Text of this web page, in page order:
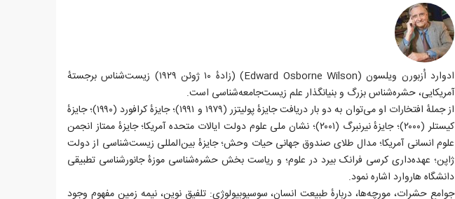
ادوارد اُزبورن ویلسون (Edward Osborne Wilson) (زادهٔ ۱۰ ژوئن ۱۹۲۹) زیست‌شناس برجستهٔ
آمریکایی، حشره‌شناس بزرگ و بنیانگذار علم زیست‌جامعه‌شناسی است.
از جملهٔ افتخارات او می‌توان به دو بار دریافت جایزهٔ پولیتزر (۱۹۷۹ و ۱۹۹۱)؛ جایزهٔ کرافورد (۱۹۹۰)؛ جایزهٔ
کیستلر (۲۰۰۰)؛ جایزهٔ نیرنبرگ (۲۰۰۱)؛ نشان ملی علوم دولت ایالات متحده آمریکا؛ جایزهٔ ممتاز انجمن
علوم انسانی آمریکا؛ مدال طلای صندوق جهانی حیات وحش؛ جایزهٔ بین‌المللی زیست‌شناسی از دولت
ژاپن؛ عهده‌داری کرسی فرانک بیرد در علوم؛ و ریاست بخش حشره‌شناسی موزهٔ جانورشناسی تطبیقی
دانشگاه هاروارد اشاره نمود.
جوامع حشرات، مورچه‌ها، دربارهٔ طبیعت انسان، سوسیوبیولوژی: تلفیق نوین، نیمه زمین مفهوم وجود